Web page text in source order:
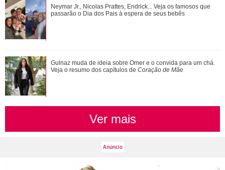
João Raul diz para Agrado que não está conseguindo
conviver com seu sucesso. Veja os resum...
Neymar Jr., Nicolas Prattes, Endrick... Veja os famosos que
passarão o Dia dos Pais à espera de seus bebês
Gulnaz muda de ideia sobre Omer e o convida para um chá.
Veja o resumo dos capítulos de Coração de Mãe
Ver mais